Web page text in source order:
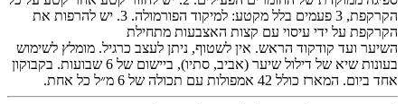
הקרקפת, 3 פעמים בלל מקטע: למיקוד הפורמולה. 3. יש להרפות את
הקרקפת על ידי עיסוי עם קצות האצבעות מתחילת
השיער ועד קודקוד הראש. אין לשטוף, ניתן לעצב כרגיל. מומלץ לשימוש
בעונות שיא של דילול שיער (אביב, סתיו), ביישום של 6 שבועות. בקבוקון
אחד ביום. המארז כולל 42 אמפולות עם תכולה של 6 מ״ל כל אחת.